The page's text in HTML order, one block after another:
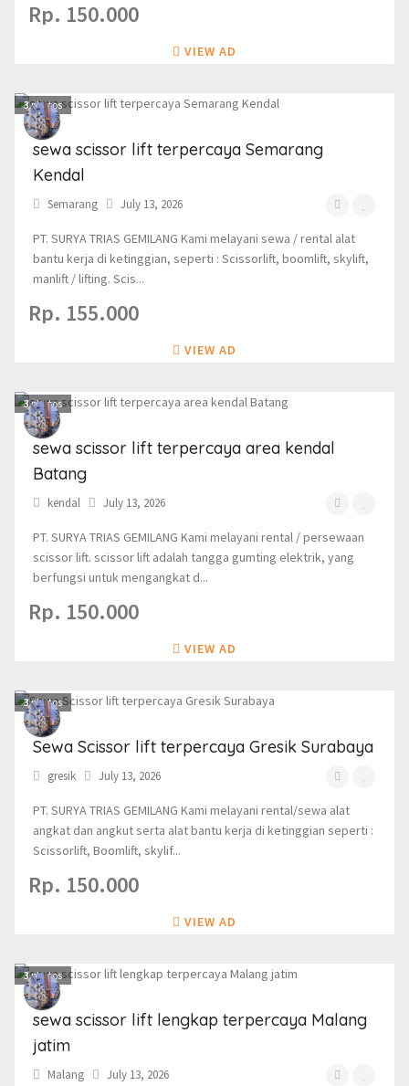
Rp. 150.000
VIEW AD
3photos
sewa scissor lift terpercaya Semarang
Kendal
Semarang July 13, 2026
PT. SURYA TRIAS GEMILANG Kami melayani sewa / rental alat
bantu kerja di ketinggian, seperti : Scissorlift, boomlift, skylift,
manlift / lifting. Scis...
Rp. 155.000
VIEW AD
3photos
sewa scissor lift terpercaya area kendal
Batang
kendal July 13, 2026
PT. SURYA TRIAS GEMILANG Kami melayani rental / persewaan
scissor lift. scissor lift adalah tangga gumting elektrik, yang
berfungsi untuk mengangkat d...
Rp. 150.000
VIEW AD
3photos
Sewa Scissor lift terpercaya Gresik Surabaya
gresik July 13, 2026
PT. SURYA TRIAS GEMILANG Kami melayani rental/sewa alat
angkat dan angkut serta alat bantu kerja di ketinggian seperti :
Scissorlift, Boomlift, skylif...
Rp. 150.000
VIEW AD
3photos
sewa scissor lift lengkap terpercaya Malang
jatim
Malang July 13, 2026